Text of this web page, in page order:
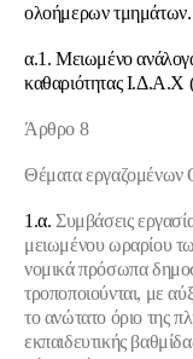
ολοήμερων τμημάτων.
α.1. Μειωμένο
καθαριότητας
Άρθρο 8
Θέματα
1.α. Συμβάσεις
μειωμένου ωραρίου
νομικά πρόσωπα
τροποποιούνται, με
το ανώτατο όριο της
εκπαιδευτικής